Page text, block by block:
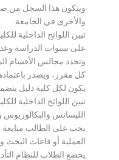
ويتكون هذا السجل من
والأخرى في الجامعة.
تبين اللوائح الداخلية
على سنوات الدراسة
وتحدد مجالس الأقسام
كل مقرر، ويصدر
يكون لكل كلية دليل
تبين اللوائح الداخلية
الليسانس والبكالوريوس
يجب على الطالب متابعة
العملية أو قاعات البحث
يخضع الطلاب للنظام